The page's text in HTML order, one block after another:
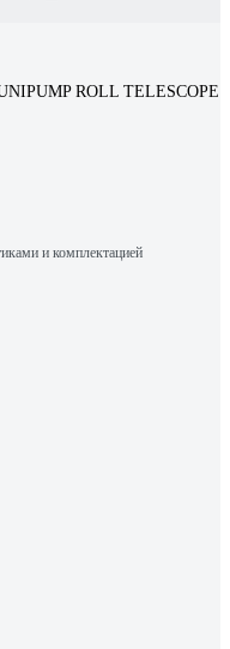
ROLL TELESCOPE
и комплектацией